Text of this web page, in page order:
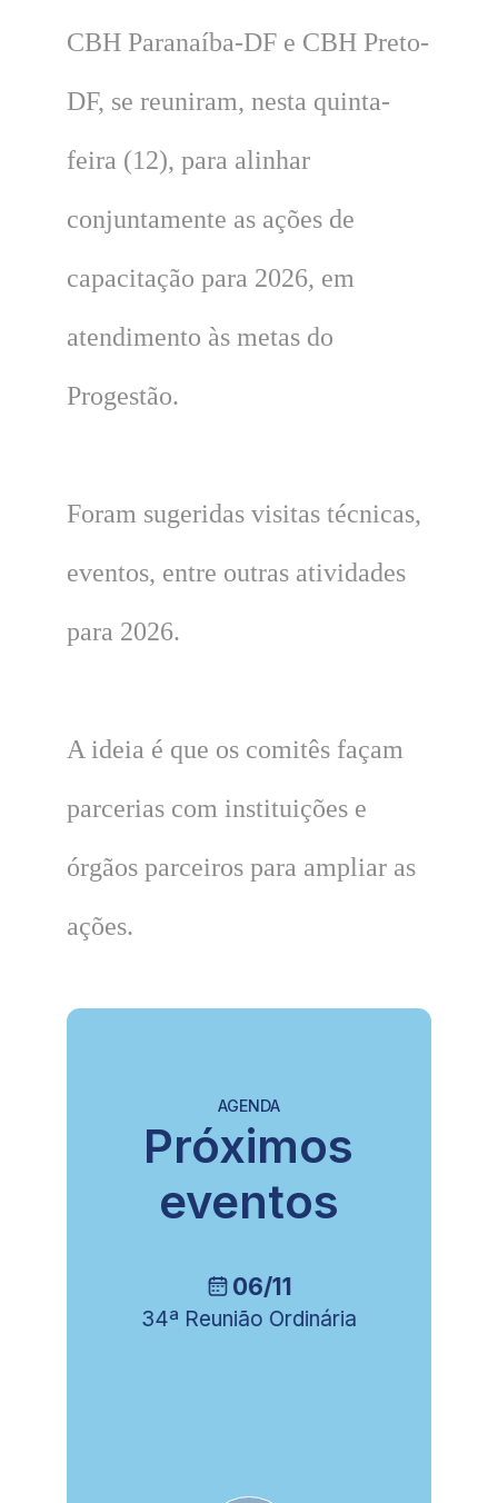
CBH Paranaíba-DF e CBH Preto-
DF, se reuniram, nesta quinta-
feira (12), para alinhar
conjuntamente as ações de
capacitação para 2026, em
atendimento às metas do
Progestão.
Foram sugeridas visitas técnicas,
eventos, entre outras atividades
para 2026.
A ideia é que os comitês façam
parcerias com instituições e
órgãos parceiros para ampliar as
ações.
AGENDA
Próximos
eventos
06/11
34ª Reunião Ordinária